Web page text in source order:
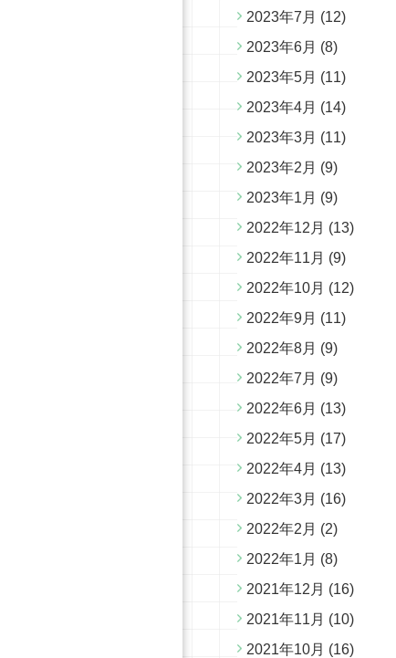
2023年7月 (12)
2023年6月 (8)
2023年5月 (11)
2023年4月 (14)
2023年3月 (11)
2023年2月 (9)
2023年1月 (9)
2022年12月 (13)
2022年11月 (9)
2022年10月 (12)
2022年9月 (11)
2022年8月 (9)
2022年7月 (9)
2022年6月 (13)
2022年5月 (17)
2022年4月 (13)
2022年3月 (16)
2022年2月 (2)
2022年1月 (8)
2021年12月 (16)
2021年11月 (10)
2021年10月 (16)